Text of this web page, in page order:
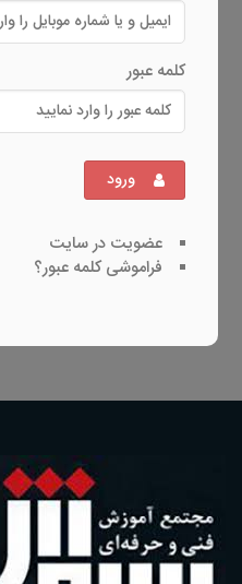
کلمه عبور
ورود
عضویت در سایت
فراموشی کلمه عبور؟